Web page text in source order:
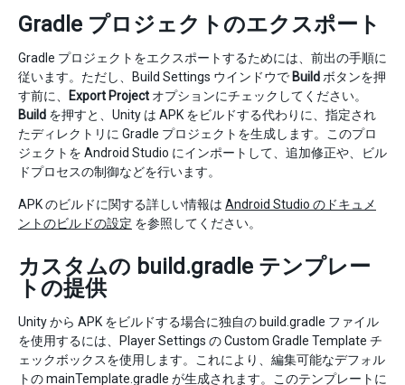
Gradle プロジェクトのエクスポート
Gradle プロジェクトをエクスポートするためには、前出の手順に
従います。ただし、Build Settings ウインドウで Build ボタンを押
す前に、
Export Project オプションにチェックしてください。
Build を押すと、Unity は APK をビルドする代わりに、指定され
たディレクトリに Gradle プロジェクトを生成します。このプロ
ジェクトを Android Studio にインポートして、追加修正や、ビル
ドプロセスの制御などを行います。
APK のビルドに関する詳しい情報は Android Studio のドキュメ
ントのビルドの設定 を参照してください。
カスタムの build.gradle テンプレー
トの提供
Unity から APK をビルドする場合に独自の build.gradle ファイル
を使用するには、Player Settings の Custom Gradle Template チ
ェックボックスを使用します。これにより、編集可能なデフォル
トの mainTemplate.gradle が生成されます。このテンプレートに